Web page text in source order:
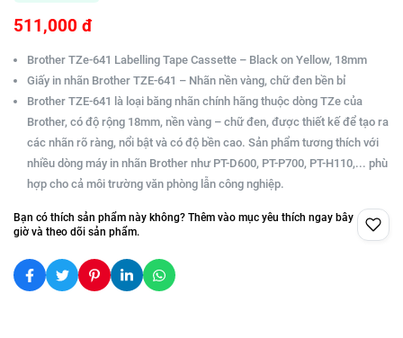
511,000 đ
Brother TZe-641 Labelling Tape Cassette – Black on Yellow, 18mm
Giấy in nhãn Brother TZE-641 – Nhãn nền vàng, chữ đen bền bỉ
Brother TZE-641 là loại băng nhãn chính hãng thuộc dòng TZe của
Brother, có độ rộng 18mm, nền vàng – chữ đen, được thiết kế để tạo ra
các nhãn rõ ràng, nổi bật và có độ bền cao. Sản phẩm tương thích với
nhiều dòng máy in nhãn Brother như PT-D600, PT-P700, PT-H110,... phù
hợp cho cả môi trường văn phòng lẫn công nghiệp.
Bạn có thích sản phẩm này không? Thêm vào mục yêu thích ngay bây
giờ và theo dõi sản phẩm.